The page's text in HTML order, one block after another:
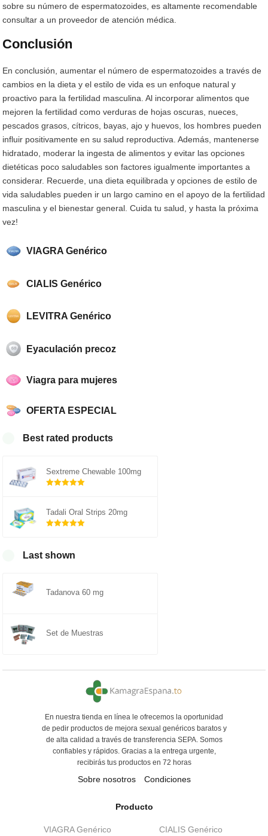
VIAGRA Genérico
CIALIS Genérico
LEVITRA Genérico
Eyaculación precoz
Viagra para mujeres
OFERTA ESPECIAL
Best rated products
Sextreme Chewable 100mg
Tadali Oral Strips 20mg
Last shown
Tadanova 60 mg
Set de Muestras
sobre su número de espermatozoides, es altamente recomendable
consultar a un proveedor de atención médica.
Conclusión
En conclusión, aumentar el número de espermatozoides a través de
cambios en la dieta y el estilo de vida es un enfoque natural y
proactivo para la fertilidad masculina. Al incorporar alimentos que
mejoren la fertilidad como verduras de hojas oscuras, nueces,
pescados grasos, cítricos, bayas, ajo y huevos, los hombres pueden
influir positivamente en su salud reproductiva. Además, mantenerse
hidratado, moderar la ingesta de alimentos y evitar las opciones
dietéticas poco saludables son factores igualmente importantes a
considerar. Recuerde, una dieta equilibrada y opciones de estilo de
vida saludables pueden ir un largo camino en el apoyo de la fertilidad
masculina y el bienestar general. Cuida tu salud, y hasta la próxima
vez!
En nuestra tienda en línea le ofrecemos la oportunidad
de pedir productos de mejora sexual genéricos baratos y
de alta calidad a través de transferencia SEPA. Somos
confiables y rápidos. Gracias a la entrega urgente,
recibirás tus productos en 72 horas
Sobre nosotros Condiciones
Producto
VIAGRA Genérico CIALIS Genérico